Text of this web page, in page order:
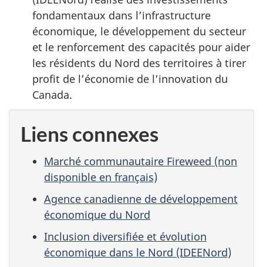
fondamentaux dans l’infrastructure
économique, le développement du secteur
et le renforcement des capacités pour aider
les résidents du Nord des territoires à tirer
profit de l’économie de l’innovation du
Canada.
Liens connexes
Marché communautaire Fireweed (non
disponible en français)
Agence canadienne de développement
économique du Nord
Inclusion diversifiée et évolution
économique dans le Nord (IDEENord)